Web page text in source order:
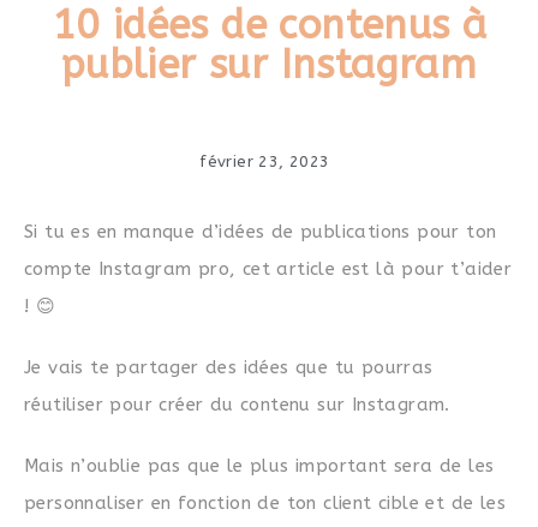
10 idées de contenus à
publier sur Instagram
février 23, 2023
Si tu es en manque d’idées de publications pour ton
compte Instagram pro, cet article est là pour t’aider
! 😊
Je vais te partager des idées que tu pourras
réutiliser pour créer du contenu sur Instagram.
Mais n’oublie pas que le plus important sera de les
personnaliser en fonction de ton client cible et de les